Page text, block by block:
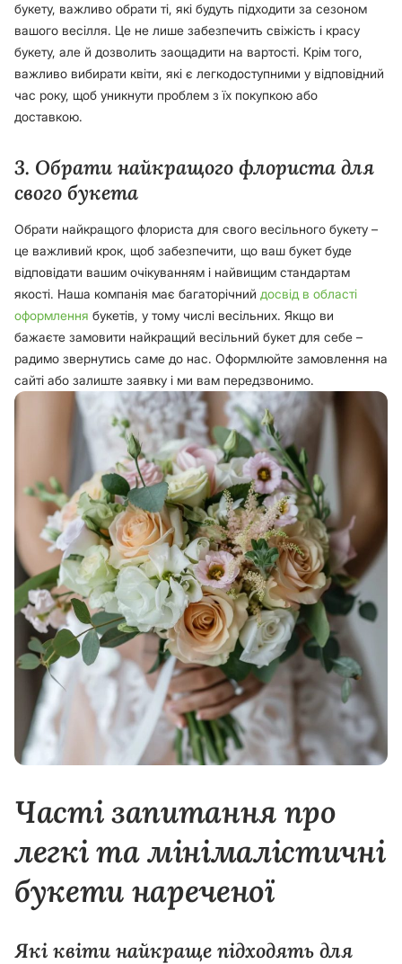
букету, важливо обрати ті, які будуть підходити за сезоном
вашого весілля. Це не лише забезпечить свіжість і красу
букету, але й дозволить заощадити на вартості. Крім того,
важливо вибирати квіти, які є легкодоступними у відповідний
час року, щоб уникнути проблем з їх покупкою або
доставкою.
3. Обрати найкращого флориста для
свого букета
Обрати найкращого флориста для свого весільного букету –
це важливий крок, щоб забезпечити, що ваш букет буде
відповідати вашим очікуванням і найвищим стандартам
якості. Наша компанія має багаторічний досвід в області
оформлення букетів, у тому числі весільних. Якщо ви
бажаєте замовити найкращий весільний букет для себе –
радимо звернутись саме до нас. Оформлюйте замовлення на
сайті або залиште заявку і ми вам передзвонимо.
Часті запитання про
легкі та мінімалістичні
букети нареченої
Які квіти найкраще підходять для